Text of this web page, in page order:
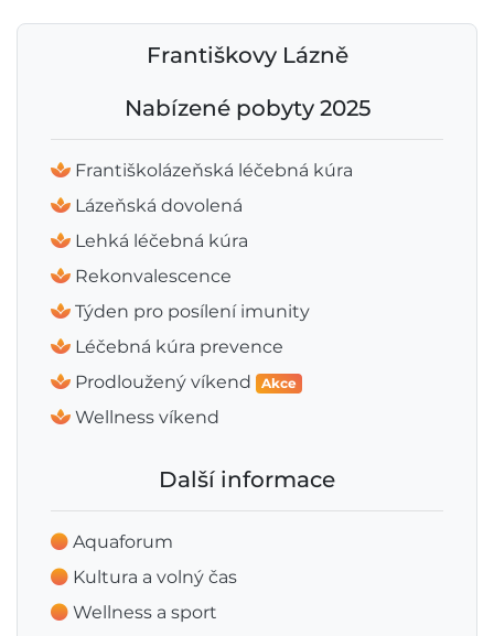
Františkovy Lázně
Nabízené pobyty 2025
Františkolázeňská léčebná kúra
Lázeňská dovolená
Lehká léčebná kúra
Rekonvalescence
Týden pro posílení imunity
Léčebná kúra prevence
Prodloužený víkend
Akce
Wellness víkend
Další informace
Aquaforum
Kultura a volný čas
Wellness a sport